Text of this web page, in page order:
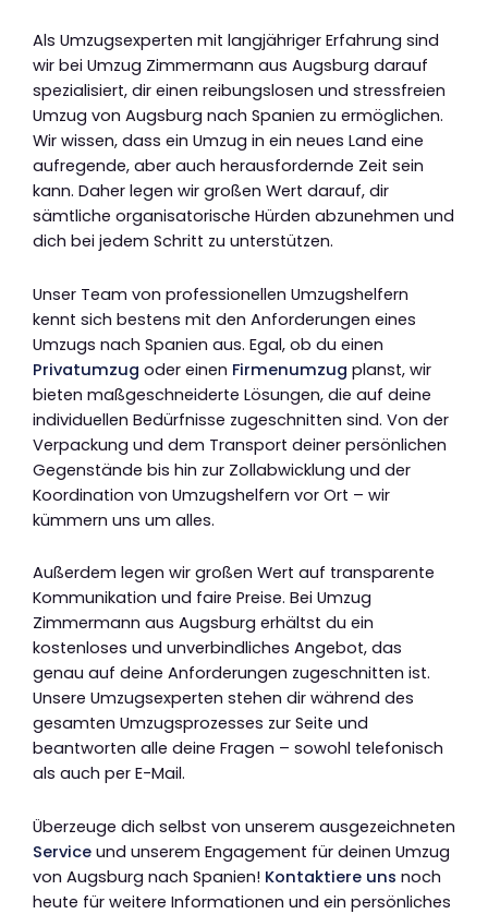
Als Umzugsexperten mit langjähriger Erfahrung sind
wir bei Umzug Zimmermann aus Augsburg darauf
spezialisiert, dir einen reibungslosen und stressfreien
Umzug von Augsburg nach Spanien zu ermöglichen.
Wir wissen, dass ein Umzug in ein neues Land eine
aufregende, aber auch herausfordernde Zeit sein
kann. Daher legen wir großen Wert darauf, dir
sämtliche organisatorische Hürden abzunehmen und
dich bei jedem Schritt zu unterstützen.
Unser Team von professionellen Umzugshelfern
kennt sich bestens mit den Anforderungen eines
Umzugs nach Spanien aus. Egal, ob du einen
Privatumzug oder einen Firmenumzug planst, wir
bieten maßgeschneiderte Lösungen, die auf deine
individuellen Bedürfnisse zugeschnitten sind. Von der
Verpackung und dem Transport deiner persönlichen
Gegenstände bis hin zur Zollabwicklung und der
Koordination von Umzugshelfern vor Ort – wir
kümmern uns um alles.
Außerdem legen wir großen Wert auf transparente
Kommunikation und faire Preise. Bei Umzug
Zimmermann aus Augsburg erhältst du ein
kostenloses und unverbindliches Angebot, das
genau auf deine Anforderungen zugeschnitten ist.
Unsere Umzugsexperten stehen dir während des
gesamten Umzugsprozesses zur Seite und
beantworten alle deine Fragen – sowohl telefonisch
als auch per E-Mail.
Überzeuge dich selbst von unserem ausgezeichneten
Service und unserem Engagement für deinen Umzug
von Augsburg nach Spanien! Kontaktiere uns noch
heute für weitere Informationen und ein persönliches